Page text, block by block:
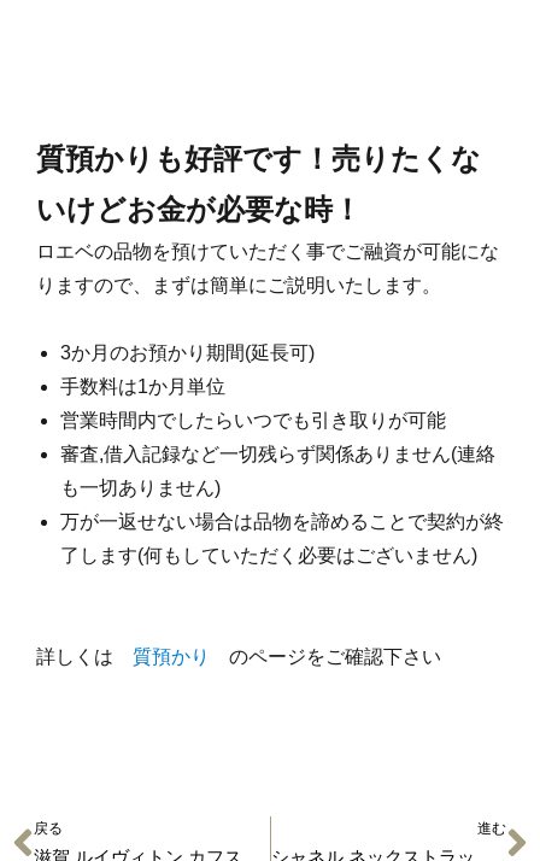
質預かりも好評です！売りたくな
いけどお金が必要な時！
ロエベの品物を預けていただく事でご融資が可能にな
りますので、まずは簡単にご説明いたします。
3か月のお預かり期間(延長可)
手数料は1か月単位
営業時間内でしたらいつでも引き取りが可能
審査,借入記録など一切残らず関係ありません(連絡
も一切ありません)
万が一返せない場合は品物を諦めることで契約が終
了します(何もしていただく必要はございません)
詳しくは 質預かり のページをご確認下さい
戻る 進む